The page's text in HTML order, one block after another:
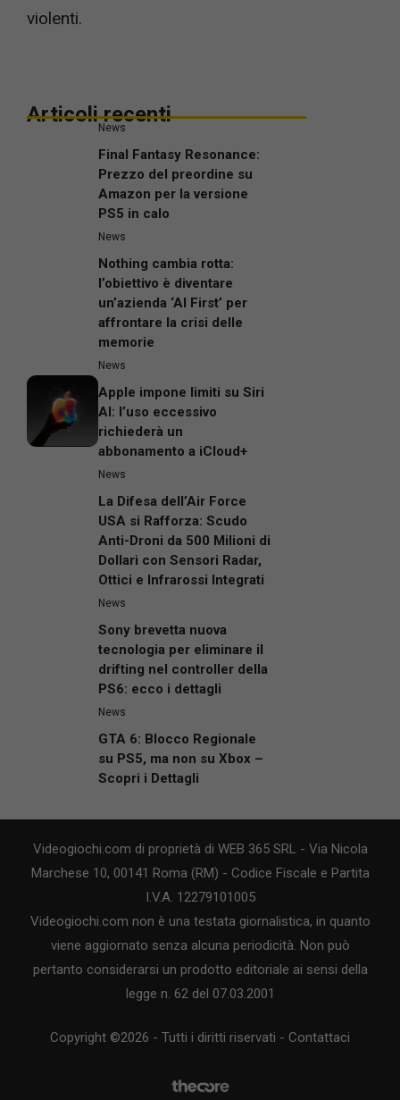
violenti.
Articoli recenti
News
Final Fantasy Resonance:
Prezzo del preordine su
Amazon per la versione
PS5 in calo
News
Nothing cambia rotta:
l’obiettivo è diventare
un’azienda ‘AI First’ per
affrontare la crisi delle
memorie
News
Apple impone limiti su Siri
AI: l’uso eccessivo
richiederà un
abbonamento a iCloud+
News
La Difesa dell’Air Force
USA si Rafforza: Scudo
Anti-Droni da 500 Milioni di
Dollari con Sensori Radar,
Ottici e Infrarossi Integrati
News
Sony brevetta nuova
tecnologia per eliminare il
drifting nel controller della
PS6: ecco i dettagli
News
GTA 6: Blocco Regionale
su PS5, ma non su Xbox –
Scopri i Dettagli
Videogiochi.com di proprietà di WEB 365 SRL - Via Nicola
Marchese 10, 00141 Roma (RM) - Codice Fiscale e Partita
I.V.A. 12279101005
Videogiochi.com non è una testata giornalistica, in quanto
viene aggiornato senza alcuna periodicità. Non può
pertanto considerarsi un prodotto editoriale ai sensi della
legge n. 62 del 07.03.2001
Copyright ©2026 - Tutti i diritti riservati - Contattaci